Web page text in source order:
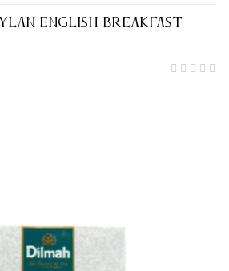
ENGLISH BREAKFAST -